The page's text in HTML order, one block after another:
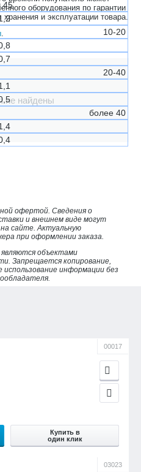
10-20
20-40
более 40
оборудования по гарантии
и эксплуатации товара.
не найдены
офертой. Сведения о
и внешнем виде могут
сайте. Актуальную
при оформлении заказа.
объектами
Запрещается копирование,
информации без
00017
Купить в
один клик
03023